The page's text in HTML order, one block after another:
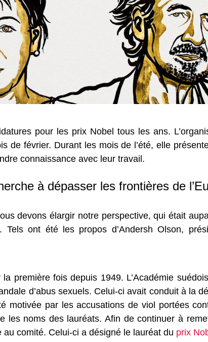
pour les prix Nobel tous les ans.
de février. Durant les mois de l’été, elle
connaissance avec leur travail.
à dépasser les frontières de
devons élargir notre perspective, qui était
ont été les propos d’Andersh Olson,
première fois depuis 1949. L’Académie
d’abus sexuels. Celui-ci avait conduit à la
motivée par les accusations de viol portées
les noms des lauréats. Afin de continuer à
au comité. Celui-ci a désigné le lauréat du prix